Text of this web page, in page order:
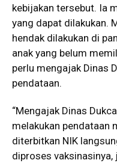
kebijakan tersebut. Ia
yang dapat dilakukan.
hendak dilakukan di
anak yang belum
perlu mengajak Dinas
pendataan.
“Mengajak Dinas
melakukan pendataan
diterbitkan NIK
diproses vaksinasinya,